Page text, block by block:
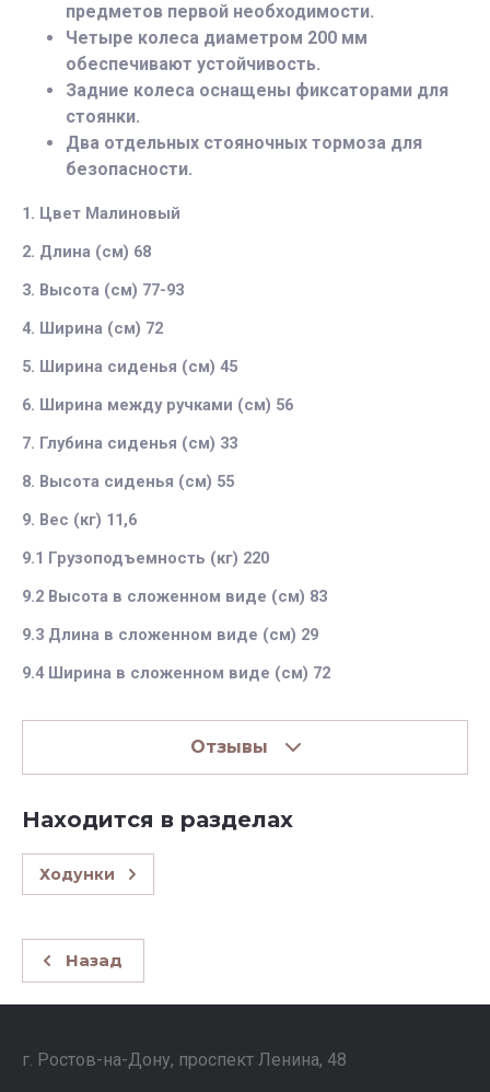
предметов первой необходимости.
Четыре колеса диаметром 200 мм
обеспечивают устойчивость.
Задние колеса оснащены фиксаторами для
стоянки.
Два отдельных стояночных тормоза для
безопасности.
1. Цвет Малиновый
2. Длина (см) 68
3. Высота (см) 77-93
4. Ширина (см) 72
5. Ширина сиденья (см) 45
6. Ширина между ручками (см) 56
7. Глубина сиденья (см) 33
8. Высота сиденья (см) 55
9. Вес (кг) 11,6
9.1 Грузоподъемность (кг) 220
9.2 Высота в сложенном виде (см) 83
9.3 Длина в сложенном виде (см) 29
9.4 Ширина в сложенном виде (см) 72
Отзывы
Находится в разделах
Ходунки
Назад
г. Ростов-на-Дону, проспект Ленина, 48